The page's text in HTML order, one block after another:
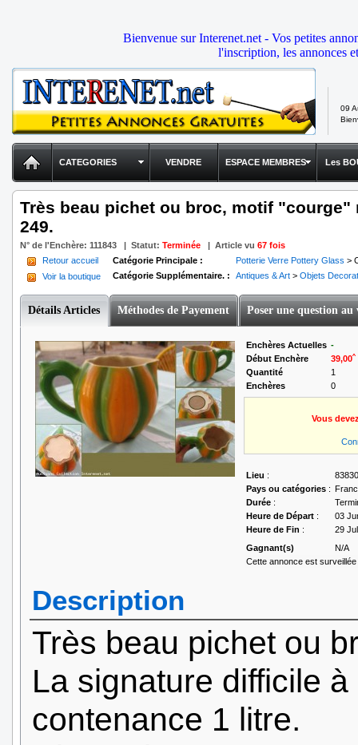
Bienvenue sur Interenet.net - Vos petites
l'inscription, les annonces
09
CATEGORIES VENDRE ESPACE MEMBRES Les
Très beau pichet ou broc, motif "courge"
249.
N° de l'Enchère: 111843 | Statut: Terminée | Article vu 67 fois
Retour accueil
Voir la boutique
Catégorie Principale : Potterie Verre Pottery Glass >
Catégorie Supplémentaire. :
Antiques & Art > Objets
Détails Articles Méthodes de Payement Poser une question au
Enchères Actuelles -
Début Enchère
39,00ˆ
Quantité
1
Enchères
0
Vous
Lieu :
Pays ou catégories :
Durée :
Heure de Départ :
03
Heure de Fin :
29
Gagnant(s)
N/A
Cette annonce est
Description
Très beau pichet ou
La signature difficile
contenance 1 litre.